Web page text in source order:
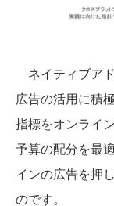
ネイティブア
広告の活用に積
指標をオンライ
予算の配分を最
インの広告を押
のです。